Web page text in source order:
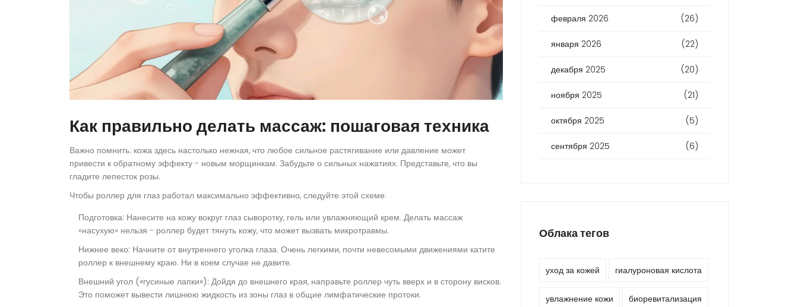
Как правильно делать массаж: пошаговая техника
Важно помнить: кожа здесь настолько нежная, что любое сильное растягивание или давление может
привести к обратному эффекту - новым морщинкам. Забудьте о сильных нажатиях. Представьте, что вы
гладите лепесток розы.
Чтобы роллер для глаз работал максимально эффективно, следуйте этой схеме:
Подготовка: Нанесите на кожу вокруг глаз сыворотку, гель или увлажняющий крем. Делать массаж
«насухую» нельзя - роллер будет тянуть кожу, что может вызвать микротравмы.
Нижнее веко: Начните от внутреннего уголка глаза. Очень легкими, почти невесомыми движениями катите
роллер к внешнему краю. Ни в коем случае не давите.
Внешний угол («гусиные лапки»): Дойдя до внешнего края, направьте роллер чуть вверх и в сторону висков.
Это поможет вывести лишнюю жидкость из зоны глаз в общие лимфатические протоки.
февраля 2026 (26)
января 2026 (22)
декабря 2025 (20)
ноября 2025 (21)
октября 2025 (5)
сентября 2025 (6)
Облака тегов
уход за кожей гиалуроновая кислота
увлажнение кожи биоревитализация